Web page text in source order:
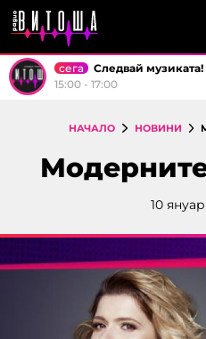
сега
Следвай музиката!
15:00 - 17:00
НАЧАЛО НОВИНИ
10